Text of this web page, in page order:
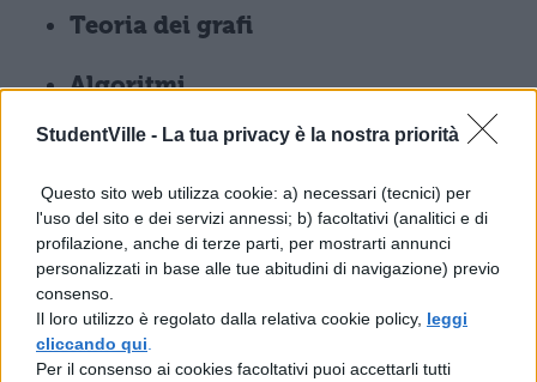
StudentVille - La tua privacy è la nostra priorità
Questo sito web utilizza cookie: a) necessari (tecnici) per
l'uso del sito e dei servizi annessi; b) facoltativi (analitici e di
profilazione, anche di terze parti, per mostrarti annunci
personalizzati in base alle tue abitudini di navigazione) previo
consenso.
Il loro utilizzo è regolato dalla relativa cookie policy, leggi
cliccando qui
Per il consenso ai cookies facoltativi puoi accettarli tutti
Teoria dei grafi
Algoritmi
Tutti questi strumenti servono per
progettare, valutare e ottimizzare i modelli di
IA.
Tesina di terza media
sull’Intelligenza Artificiale:
Arte e Musica